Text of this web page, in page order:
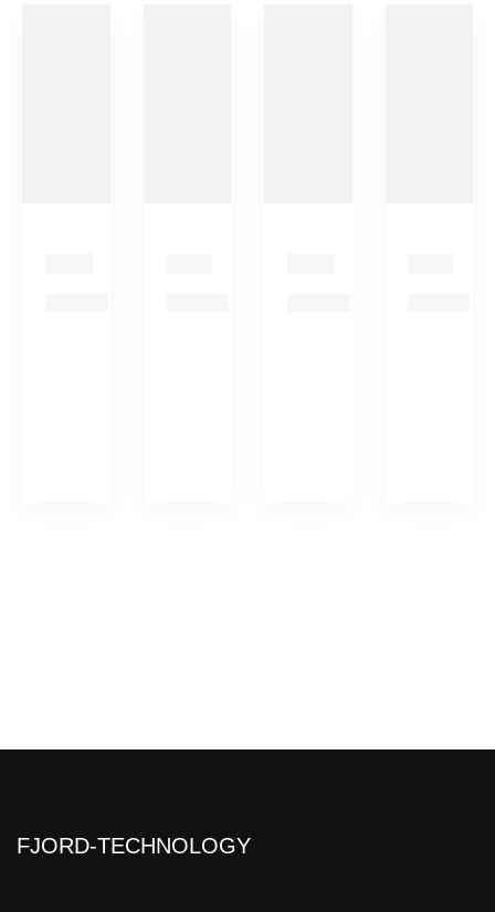
FJORD-TECHNOLOGY